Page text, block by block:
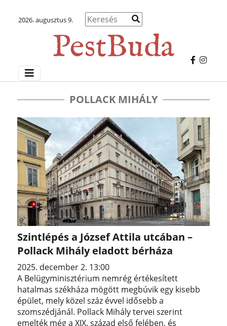
2026. augusztus 9.
POLLACK MIHÁLY
Szintlépés a József Attila utcában –
Pollack Mihály eladott bérháza
2025. december 2. 13:00
A Belügyminisztérium nemrég értékesített
hatalmas székháza mögött megbúvik egy kisebb
épület, mely közel száz évvel idősebb a
szomszédjánál. Pollack Mihály tervei szerint
emelték még a XIX. század első felében, és